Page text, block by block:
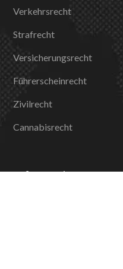
Verkehrsrecht
Strafrecht
Versicherungsrecht
Führerscheinrecht
Zivilrecht
Cannabisrecht
Informationen